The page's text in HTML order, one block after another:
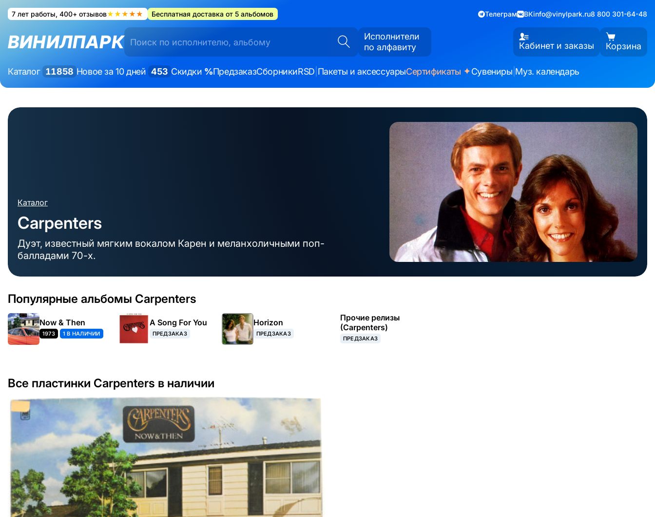
7 лет работы, 400+ отзывов★★★★★ Бесплатная доставка от 5 альбомов Телеграм ВКinfo@vinylpark.ru8 800 301-64-48
ВИНИЛПАРК
Исполнители
по алфавиту
Кабинет и заказы Корзина
Каталог 11858 Новое за 10 дней 453 Скидки %ПредзаказСборникиRSD Пакеты и аксессуарыСертификаты ✦Сувениры Муз. календарь
Каталог
Carpenters
Дуэт, известный мягким вокалом Карен и меланхоличными поп-
балладами 70-х.
Популярные альбомы Carpenters
Now & Then
1973 1 В НАЛИЧИИ
A Song For You
ПРЕДЗАКАЗ
Horizon
ПРЕДЗАКАЗ
Прочие релизы
(Carpenters)
ПРЕДЗАКАЗ
Все пластинки Carpenters в наличии